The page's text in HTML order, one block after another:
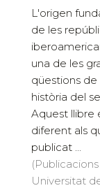
L'origen
de les
una de les
qüestions de
història del
Aquest llibre
diferent als
publicat ...
Universitat